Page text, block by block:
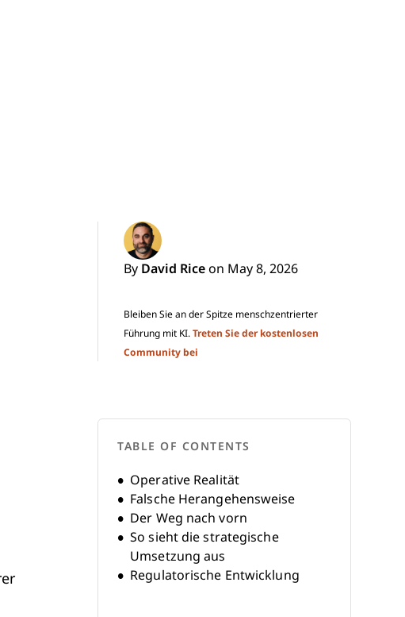
By David Rice on May 8, 2026
Bleiben Sie an der Spitze menschzentrierter
Führung mit KI. Treten Sie der kostenlosen
Community bei
TABLE OF CONTENTS
Operative Realität
Falsche Herangehensweise
Der Weg nach vorn
So sieht die strategische
Umsetzung aus
Regulatorische Entwicklung